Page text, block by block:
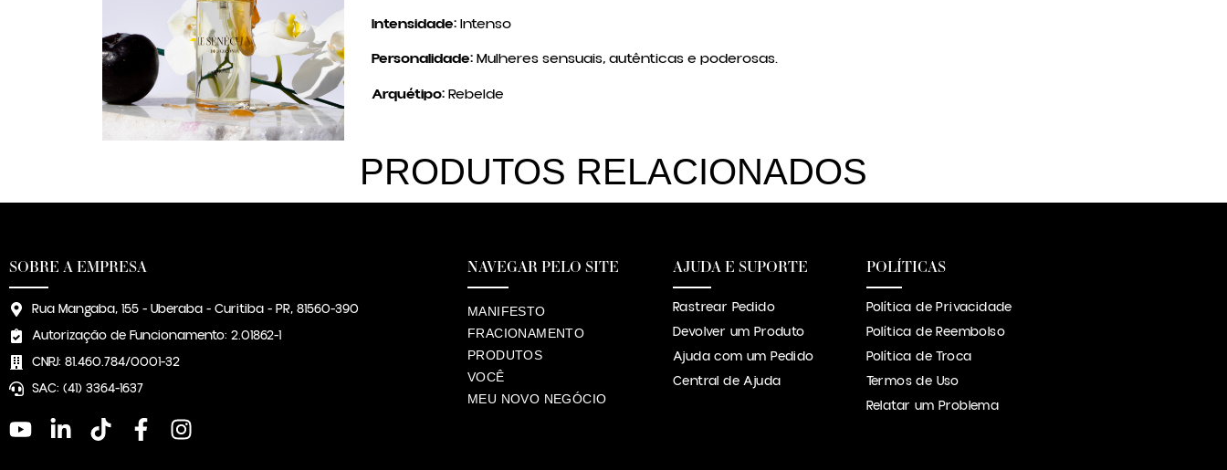
Intensidade:Intenso
Personalidade:Mulheres sensuais, autênticas e poderosas.
Arquétipo:Rebelde
PRODUTOS RELACIONADOS
SOBRE A EMPRESA
Rua Mangaba, 155 - Uberaba - Curitiba - PR, 81560-390
Autorização de Funcionamento: 2.01862-1
CNPJ: 81.460.784/0001-32
SAC: (41) 3364-1637
NAVEGAR PELO SITE
MANIFESTO
FRACIONAMENTO
PRODUTOS
VOCÊ
MEU NOVO NEGÓCIO
AJUDA E SUPORTE
Rastrear Pedido
Devolver um Produto
Ajuda com um Pedido
Central de Ajuda
POLÍTICAS
Política de Privacidade
Política de Reembolso
Política de Troca
Termos de Uso
Relatar um Problema